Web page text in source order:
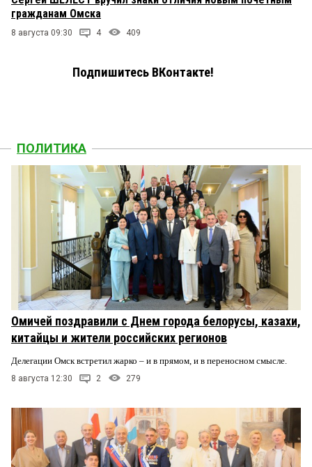
гражданам Омска
8 августа 09:30 4 409
Подпишитесь ВКонтакте!
ПОЛИТИКА
Омичей поздравили с Днем города белорусы, казахи,
китайцы и жители российских регионов
Делегации Омск встретил жарко – и в прямом, и в переносном смысле.
8 августа 12:30 2 279